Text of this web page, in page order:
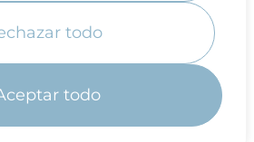
todo
todo